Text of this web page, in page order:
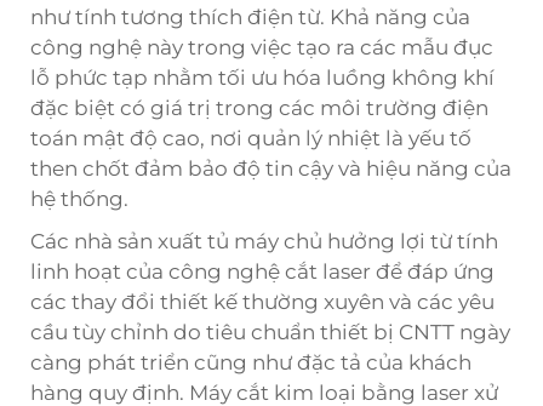
như tính tương thích điện từ. Khả năng của
công nghệ này trong việc tạo ra các mẫu đục
lỗ phức tạp nhằm tối ưu hóa luồng không khí
đặc biệt có giá trị trong các môi trường điện
toán mật độ cao, nơi quản lý nhiệt là yếu tố
then chốt đảm bảo độ tin cậy và hiệu năng của
hệ thống.
Các nhà sản xuất tủ máy chủ hưởng lợi từ tính
linh hoạt của công nghệ cắt laser để đáp ứng
các thay đổi thiết kế thường xuyên và các yêu
cầu tùy chỉnh do tiêu chuẩn thiết bị CNTT ngày
càng phát triển cũng như đặc tả của khách
hàng quy định. Máy cắt kim loại bằng laser xử